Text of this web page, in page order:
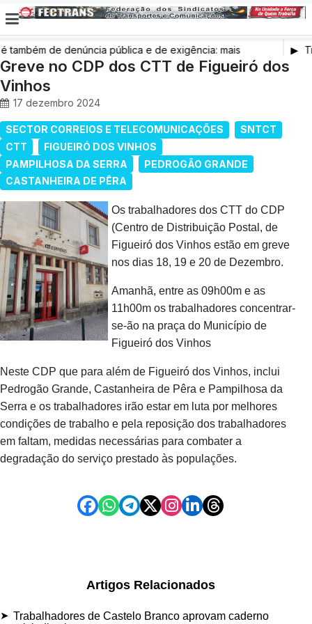
também de denúncia pública e de exigência: mais
saúde, mais condições de trabalho e mais SNS
Greve no CDP dos CTT de Figueiró dos
Vinhos
17 dezembro 2024
SECTOR CORREIOS E TELECOMUNICAÇÕES
SNTCT
CTT
FIGUEIRÓ DOS VINHOS
PAMPILHOSA DA SERRA
PEDROGÃO GRANDE
CASTANHEIRA DE PÊRA
Os trabalhadores dos CTT do CDP
(Centro de Distribuição Postal, de
Figueiró dos Vinhos estão em greve
nos dias 18, 19 e 20 de Dezembro.
Amanhã, entre as 09h00m e as
11h00m os trabalhadores concentrar-
se-ão na praça do Município de
Figueiró dos Vinhos
Neste CDP que para além de Figueiró dos Vinhos, inclui
Pedrogão Grande, Castanheira de Pêra e Pampilhosa da
Serra e os trabalhadores irão estar em luta por melhores
condições de trabalho e pela reposição dos trabalhadores
em faltam, medidas necessárias para combater a
degradação do serviço prestado às populações.
Artigos Relacionados
Trabalhadores de Castelo Branco aprovam caderno